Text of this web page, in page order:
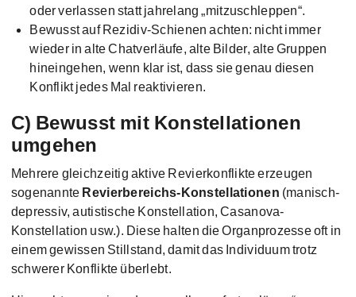
oder verlassen statt jahrelang „mitzuschleppen“.
Bewusst auf Rezidiv-Schienen achten: nicht immer
wieder in alte Chatverläufe, alte Bilder, alte Gruppen
hineingehen, wenn klar ist, dass sie genau diesen
Konflikt jedes Mal reaktivieren.
C) Bewusst mit Konstellationen
umgehen
Mehrere gleichzeitig aktive Revierkonflikte erzeugen
sogenannte Revierbereichs-Konstellationen (manisch-
depressiv, autistische Konstellation, Casanova-
Konstellation usw.). Diese halten die Organprozesse oft in
einem gewissen Stillstand, damit das Individuum trotz
schwerer Konflikte überlebt.